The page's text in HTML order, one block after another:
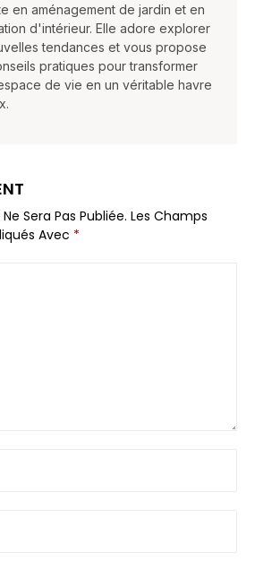
en aménagement de jardin et en
d'intérieur. Elle adore explorer
tendances et vous propose
pratiques pour transformer
de vie en un véritable havre
Sera Pas Publiée. Les Champs
Avec *